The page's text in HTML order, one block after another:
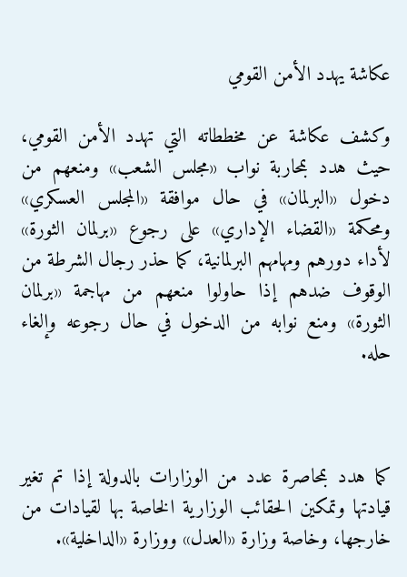
عكاشة يهدد الأمن القومي
وكشف عكاشة عن مخططاته التي تهدد الأمن القومي،
حيث هدد بمحاربة نواب «مجلس الشعب» ومنعهم من
دخول «البرلمان» في حال موافقة «المجلس العسكري»
ومحكمة «القضاء الإداري» على رجوع «برلمان الثورة»
لأداء دورهم ومهامهم البرلمانية، كما حذر رجال الشرطة من
الوقوف ضدهم إذا حاولوا منعهم من مهاجمة «برلمان
الثورة» ومنع نوابه من الدخول في حال رجوعه وإلغاء
حله.
كما هدد بمحاصرة عدد من الوزارات بالدولة إذا تم تغير
قيادتها وتمكين الحقائب الوزارية الخاصة بها لقيادات من
خارجها، وخاصة وزارة «العدل» ووزارة «الداخلية».